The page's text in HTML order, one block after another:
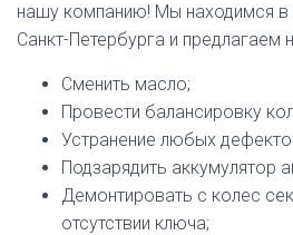
нашу компанию! Мы находимся в
Санкт-Петербурга и предлагаем
Сменить масло;
Провести балансировку
Устранение любых
Подзарядить аккумулятор
Демонтировать с колес
отсутствии ключа;